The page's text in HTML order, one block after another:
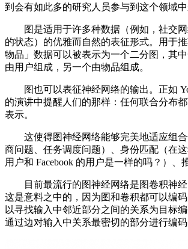
到会有如此多的研究人员参与到这个领域中
图是适用于许多种数据（例如，社交网
的状态）的优雅而自然的表征形式。用于
物品」数据可以被表示为一个二分图，其
由用户组成，另一个由物品组成。
图也可以表征神经网络的输出。正如
的演讲中提醒人们的那样：任何联合分布
表示。
这使得图神经网络能够完美地适应组合
商问题、任务调度问题）、身份匹配（在
用户和 Facebook 的用户是一样的吗？）、
目前最流行的图神经网络是图卷积神经
这是意料之中的，因为图和卷积都可以编
以寻找输入中邻近部分之间的关系为目标
通过边对输入中关系最密切的部分进行编码